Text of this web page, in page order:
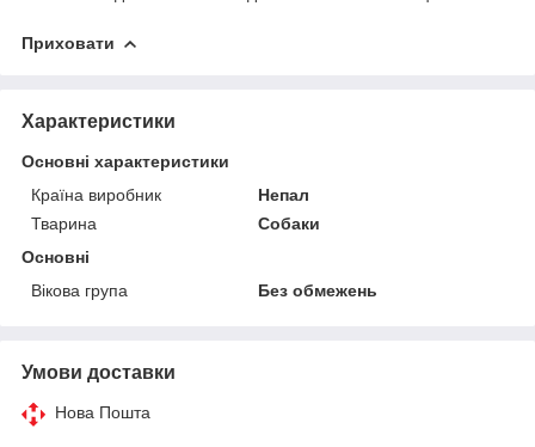
Приховати
Характеристики
Основні характеристики
Країна виробник
Непал
Тварина
Собаки
Основні
Вікова група
Без обмежень
Умови доставки
Нова Пошта